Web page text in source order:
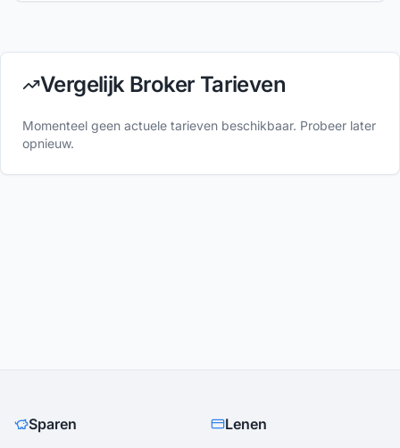
Vergelijk Broker Tarieven
Momenteel geen actuele tarieven beschikbaar. Probeer later
opnieuw.
Sparen Lenen